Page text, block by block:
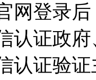
网登录
认证政
认证验